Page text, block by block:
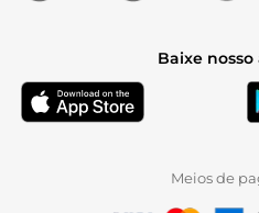
Baixe
Meios de